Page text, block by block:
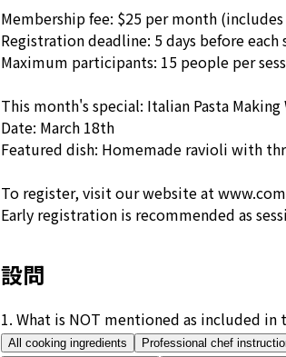
Membership fee: $25 per month
Registration deadline: 5 days before each
Maximum participants: 15 people per
This month's special: Italian Pasta Making
Date: March 18th
Featured dish: Homemade ravioli with
To register, visit our website at
Early registration is recommended as
設問
1. What is NOT mentioned as included in
All cooking ingredients Professional chef